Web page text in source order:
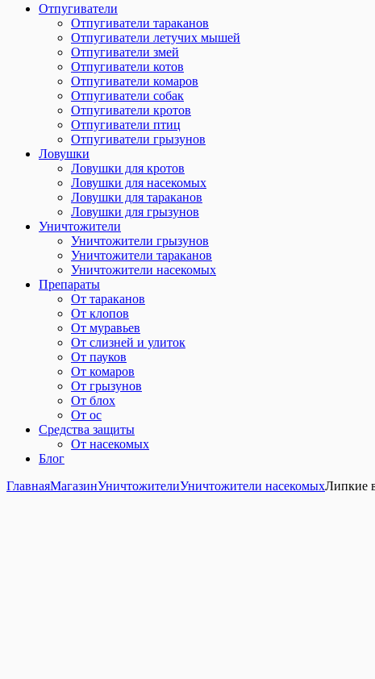
Отпугиватели
Отпугиватели тараканов
Отпугиватели летучих мышей
Отпугиватели змей
Отпугиватели котов
Отпугиватели комаров
Отпугиватели собак
Отпугиватели кротов
Отпугиватели птиц
Отпугиватели грызунов
Ловушки
Ловушки для кротов
Ловушки для насекомых
Ловушки для тараканов
Ловушки для грызунов
Уничтожители
Уничтожители грызунов
Уничтожители тараканов
Уничтожители насекомых
Препараты
От тараканов
От клопов
От муравьев
От слизней и улиток
От пауков
От комаров
От грызунов
От блох
От ос
Средства защиты
От насекомых
Блог
ГлавнаяМагазинУничтожителиУничтожители насекомыхЛипкие